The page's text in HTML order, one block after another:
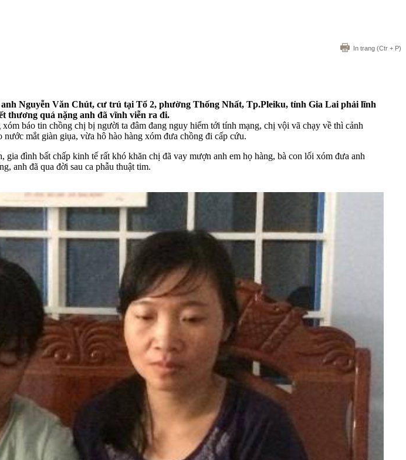
In trang (Ctr + P)
Nguyễn Văn Chút, cư trú tại Tổ 2, phường Thống Nhất, Tp.Pleiku, tỉnh Gia Lai phải lĩnh
thương quá nặng anh đã vĩnh viễn ra đi.
báo tin chồng chị bị người ta đâm đang nguy hiểm tới tính mạng, chị vội vã chạy về thì cảnh
mắt giàn giụa, vừa hô hào hàng xóm đưa chồng đi cấp cứu.
đình bất chấp kinh tế rất khó khăn chị đã vay mượn anh em họ hàng, bà con lối xóm đưa anh
anh đã qua đời sau ca phẫu thuật tim.